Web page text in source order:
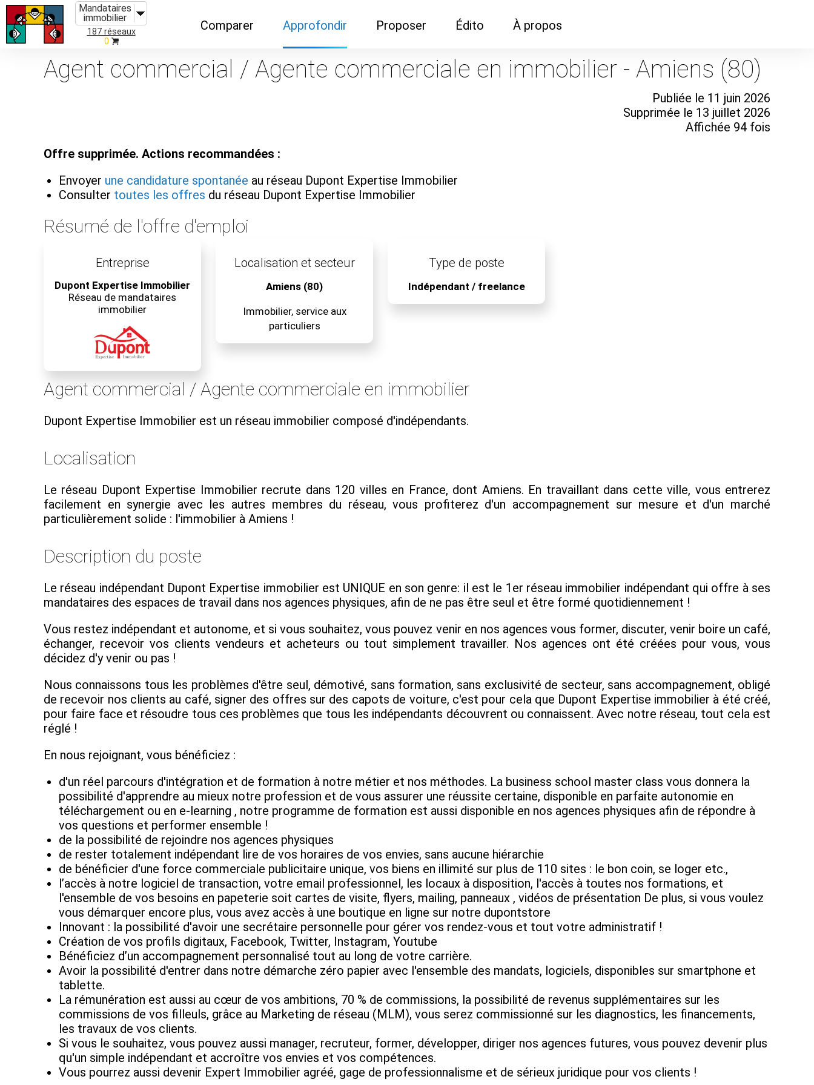
Mandataires
immobilier
187 réseaux
0
Comparer
Caractéristiques
Organismes de formation
Approfondir
Demandes de
documentation
Proposer
Recommander son réseau
Édito À propos
Nous contacter
Agent commercial / Agente commerciale en immobilier - Amiens (80)
Publiée le 11 juin 2026
Supprimée le 13 juillet 2026
Affichée 94 fois
Offre supprimée. Actions recommandées :
Envoyer une candidature spontanée au réseau Dupont Expertise Immobilier
Consulter toutes les offres du réseau Dupont Expertise Immobilier
Résumé de l'offre d'emploi
Entreprise
Dupont Expertise Immobilier
Réseau de mandataires
immobilier
Localisation et secteur
Amiens (80)
Immobilier, service aux
particuliers
Type de poste
Indépendant / freelance
Agent commercial / Agente commerciale en immobilier
Dupont Expertise Immobilier est un réseau immobilier composé d'indépendants.
Localisation
Le réseau Dupont Expertise Immobilier recrute dans 120 villes en France, dont Amiens. En travaillant dans cette ville, vous entrerez
facilement en synergie avec les autres membres du réseau, vous profiterez d'un accompagnement sur mesure et d'un marché
particulièrement solide : l'immobilier à Amiens !
Description du poste
Le réseau indépendant Dupont Expertise immobilier est UNIQUE en son genre: il est le 1er réseau immobilier indépendant qui offre à ses
mandataires des espaces de travail dans nos agences physiques, afin de ne pas être seul et être formé quotidiennement !
Vous restez indépendant et autonome, et si vous souhaitez, vous pouvez venir en nos agences vous former, discuter, venir boire un café,
échanger, recevoir vos clients vendeurs et acheteurs ou tout simplement travailler. Nos agences ont été créées pour vous, vous
décidez d'y venir ou pas !
Nous connaissons tous les problèmes d'être seul, démotivé, sans formation, sans exclusivité de secteur, sans accompagnement, obligé
de recevoir nos clients au café, signer des offres sur des capots de voiture, c'est pour cela que Dupont Expertise immobilier à été créé,
pour faire face et résoudre tous ces problèmes que tous les indépendants découvrent ou connaissent. Avec notre réseau, tout cela est
réglé !
En nous rejoignant, vous bénéficiez :
d'un réel parcours d'intégration et de formation à notre métier et nos méthodes. La business school master class vous donnera la
possibilité d'apprendre au mieux notre profession et de vous assurer une réussite certaine, disponible en parfaite autonomie en
téléchargement ou en e-learning , notre programme de formation est aussi disponible en nos agences physiques afin de répondre à
vos questions et performer ensemble !
de la possibilité de rejoindre nos agences physiques
de rester totalement indépendant lire de vos horaires de vos envies, sans aucune hiérarchie
de bénéficier d'une force commerciale publicitaire unique, vos biens en illimité sur plus de 110 sites : le bon coin, se loger etc.,
l’accès à notre logiciel de transaction, votre email professionnel, les locaux à disposition, l'accès à toutes nos formations, et
l'ensemble de vos besoins en papeterie soit cartes de visite, flyers, mailing, panneaux , vidéos de présentation De plus, si vous voulez
vous démarquer encore plus, vous avez accès à une boutique en ligne sur notre dupontstore
Innovant : la possibilité d'avoir une secrétaire personnelle pour gérer vos rendez-vous et tout votre administratif !
Création de vos profils digitaux, Facebook, Twitter, Instagram, Youtube
Bénéficiez d’un accompagnement personnalisé tout au long de votre carrière.
Avoir la possibilité d'entrer dans notre démarche zéro papier avec l'ensemble des mandats, logiciels, disponibles sur smartphone et
tablette.
La rémunération est aussi au cœur de vos ambitions, 70 % de commissions, la possibilité de revenus supplémentaires sur les
commissions de vos filleuls, grâce au Marketing de réseau (MLM), vous serez commissionné sur les diagnostics, les financements,
les travaux de vos clients.
Si vous le souhaitez, vous pouvez aussi manager, recruteur, former, développer, diriger nos agences futures, vous pouvez devenir plus
qu'un simple indépendant et accroître vos envies et vos compétences.
Vous pourrez aussi devenir Expert Immobilier agréé, gage de professionnalisme et de sérieux juridique pour vos clients !